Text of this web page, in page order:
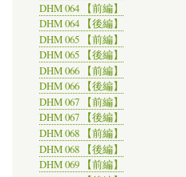
DHM 064 【前編】
DHM 064 【後編】
DHM 065 【前編】
DHM 065 【後編】
DHM 066 【前編】
DHM 066 【後編】
DHM 067 【前編】
DHM 067 【後編】
DHM 068 【前編】
DHM 068 【後編】
DHM 069 【前編】